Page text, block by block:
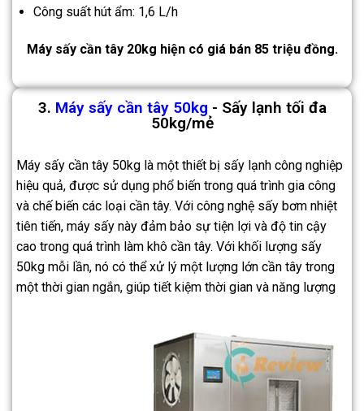
Công suất hút ẩm: 1,6 L/h
Máy sấy cần tây 20kg hiện có giá bán 85 triệu đồng.
3. Máy sấy cần tây 50kg - Sấy lạnh tối đa
50kg/mẻ
Máy sấy cần tây 50kg là một thiết bị sấy lạnh công nghiệp
hiệu quả, được sử dụng phổ biến trong quá trình gia công
và chế biến các loại cần tây. Với công nghệ sấy bơm nhiệt
tiên tiến, máy sấy này đảm bảo sự tiện lợi và độ tin cậy
cao trong quá trình làm khô cần tây. Với khối lượng sấy
50kg mỗi lần, nó có thể xử lý một lượng lớn cần tây trong
một thời gian ngắn, giúp tiết kiệm thời gian và năng lượng